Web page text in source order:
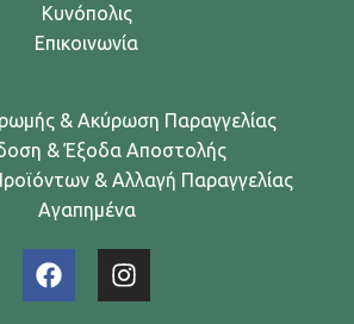
Κυνόπολις
Επικοινωνία
& Ακύρωση Παραγγελίας
& Έξοδα Αποστολής
& Αλλαγή Παραγγελίας
Αγαπημένα